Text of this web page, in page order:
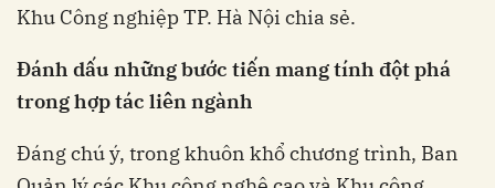
Khu Công nghiệp TP. Hà Nội chia sẻ.
Đánh dấu những bước tiến mang tính đột phá
trong hợp tác liên ngành
Đáng chú ý, trong khuôn khổ chương trình, Ban